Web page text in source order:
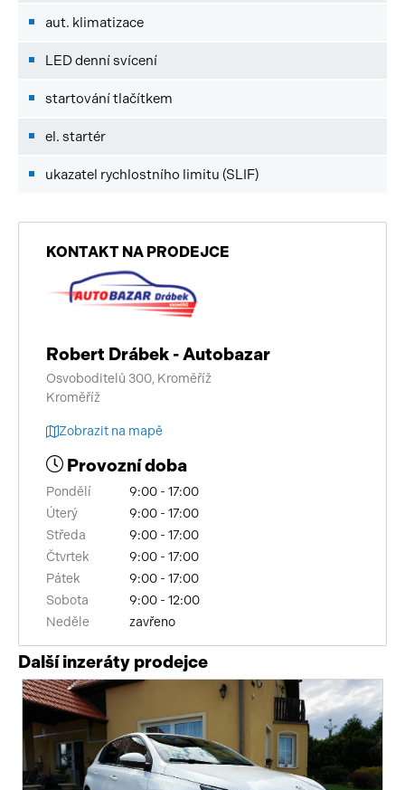
aut. klimatizace
LED denní svícení
startování tlačítkem
el. startér
ukazatel rychlostního limitu (SLIF)
KONTAKT NA PRODEJCE
Robert Drábek - Autobazar
Osvoboditelů 300, Kroměříž
Kroměříž
Zobrazit na mapě
Provozní doba
Pondělí
9:00 - 17:00
Úterý
9:00 - 17:00
Středa
9:00 - 17:00
Čtvrtek
9:00 - 17:00
Pátek
9:00 - 17:00
Sobota
9:00 - 12:00
Neděle
zavřeno
Další inzeráty prodejce